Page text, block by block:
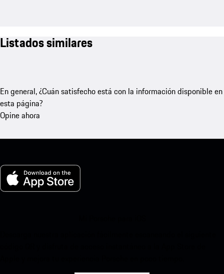
Listados similares
En general, ¿Cuán satisfecho está con la información disponible en
esta página?
Opine ahora